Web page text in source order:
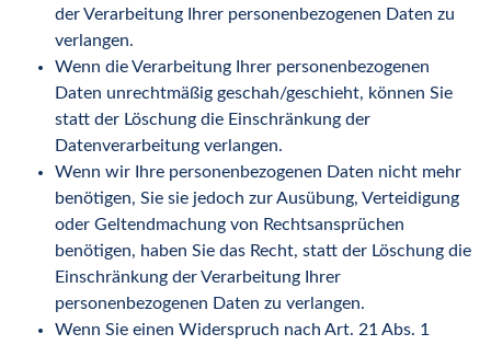
der Verarbeitung Ihrer personenbezogenen Daten zu
verlangen.
Wenn die Verarbeitung Ihrer personenbezogenen
Daten unrechtmäßig geschah/geschieht, können Sie
statt der Löschung die Einschränkung der
Datenverarbeitung verlangen.
Wenn wir Ihre personenbezogenen Daten nicht mehr
benötigen, Sie sie jedoch zur Ausübung, Verteidigung
oder Geltendmachung von Rechtsansprüchen
benötigen, haben Sie das Recht, statt der Löschung die
Einschränkung der Verarbeitung Ihrer
personenbezogenen Daten zu verlangen.
Wenn Sie einen Widerspruch nach Art. 21 Abs. 1